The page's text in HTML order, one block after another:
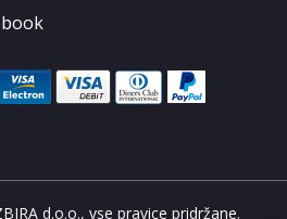
d.o.o., vse pravice pridržane.